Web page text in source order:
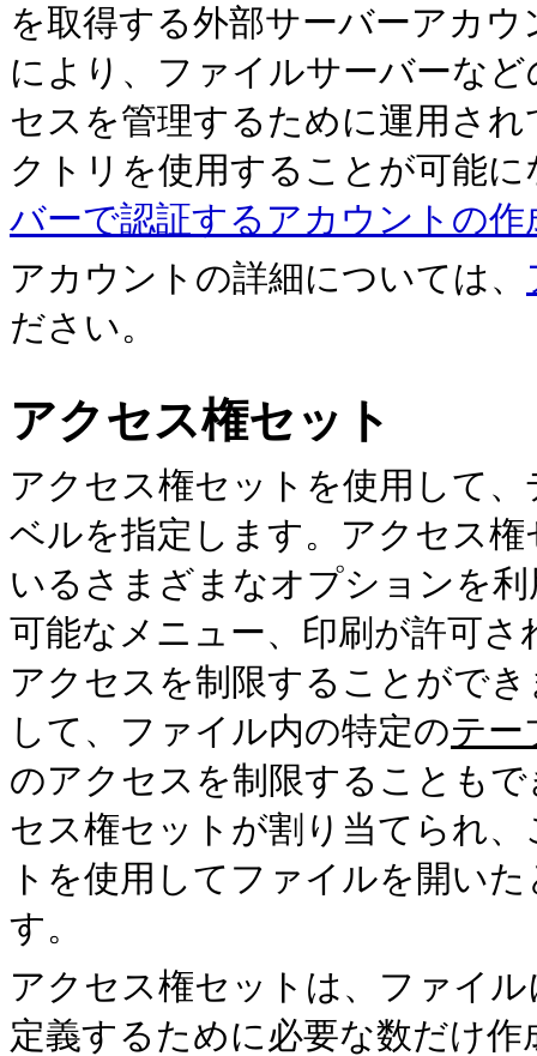
を取得する外部サーバーアカ
により、ファイルサーバーな
セスを管理するために運用さ
クトリを使用することが可能
バーで認証するアカウントの作
アカウントの詳細については、
ださい。
アクセス権セット
アクセス権セットを使用して
ベルを指定します。アクセ ス
いるさまざまなオプションを
可能なメニュー、印刷が許可
アクセスを制限することがで
して、ファイル内の特定のテー
のアクセスを制限することも
セス権セットが割り当てられ
トを使用してファイルを開い
す。
アクセス権セットは、ファイ
定義するために必要な数だけ作